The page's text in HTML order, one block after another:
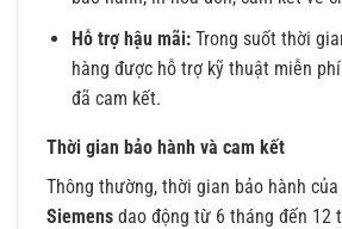
Hỗ trợ hậu mãi:Trong suốt thời
hàng được hỗ trợ kỹ thuật miễn
đã cam kết.
Thời gian bảo hành và cam kết
Thông thường, thời gian bảo hành của
Siemens dao động từ 6 tháng đến 12